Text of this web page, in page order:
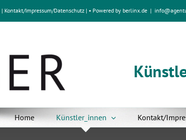
| Kontakt/Impressum/Datenschutz | • Powered by berlinx.de |
Home Künstler_innen Kontakt/